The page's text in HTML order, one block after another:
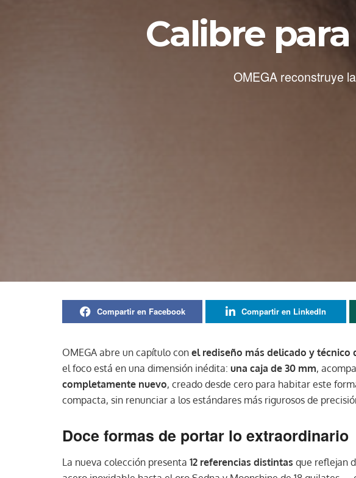
Calibre
OMEGA reconstruye
Compartir en Facebook Compartir en LinkedIn
OMEGA abre un capítulo con el rediseño más delicado y técnico
el foco está en una dimensión inédita: una caja de 30 mm,
completamente nuevo, creado desde cero para habitar este
compacta, sin renunciar a los estándares más rigurosos de
Doce formas de portar lo extraordinario
La nueva colección presenta 12 referencias distintas que reflejan